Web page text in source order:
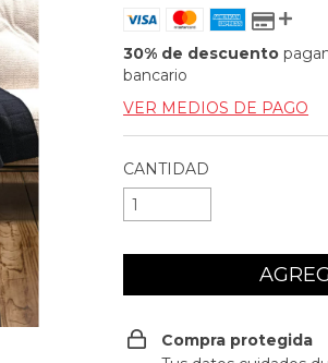
30% de descuento
bancario
VER MEDIOS DE PAGO
CANTIDAD
Compra protegida